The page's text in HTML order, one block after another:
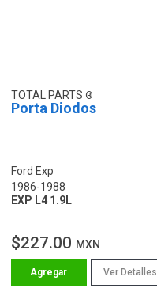
TOTAL PARTS
Porta Diodos
Ford Exp
1986-1988
EXP L4 1.9L
$227.00 MXN
Ver Detalles